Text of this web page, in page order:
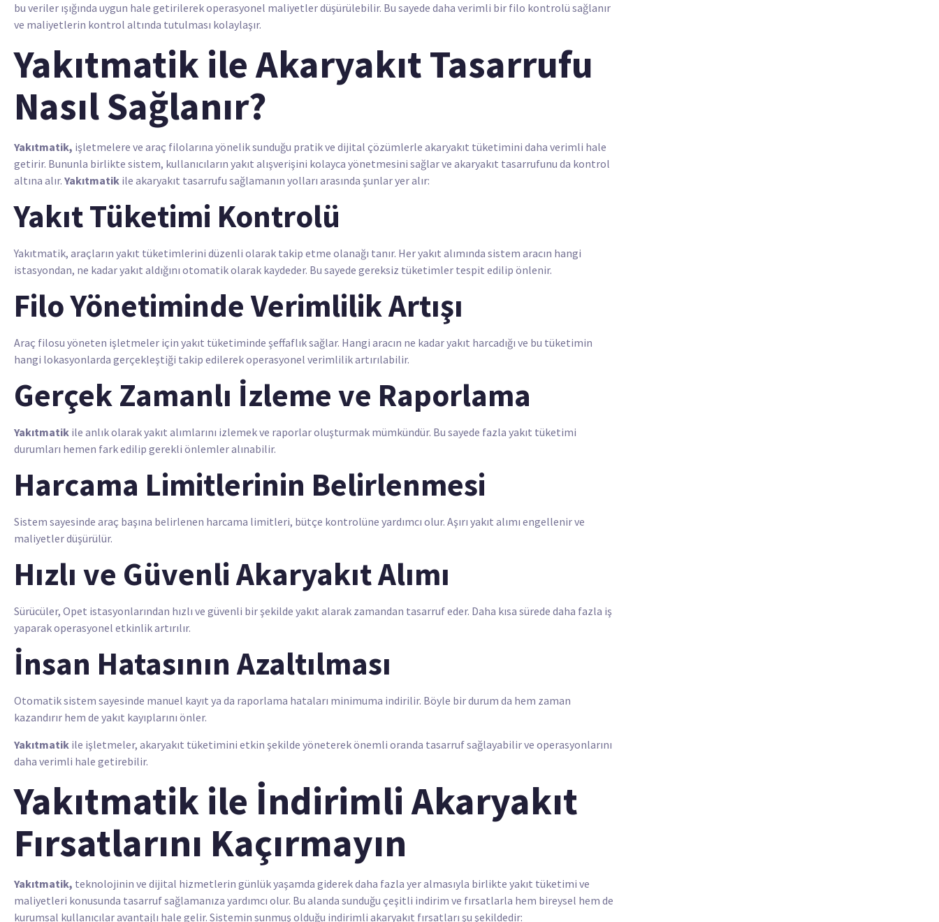
bu veriler ışığında uygun hale getirilerek operasyonel maliyetler düşürülebilir. Bu sayede daha verimli bir filo kontrolü sağlanır
ve maliyetlerin kontrol altında tutulması kolaylaşır.
Yakıtmatik ile Akaryakıt Tasarrufu
Nasıl Sağlanır?
Yakıtmatik, işletmelere ve araç filolarına yönelik sunduğu pratik ve dijital çözümlerle akaryakıt tüketimini daha verimli hale
getirir. Bununla birlikte sistem, kullanıcıların yakıt alışverişini kolayca yönetmesini sağlar ve akaryakıt tasarrufunu da kontrol
altına alır. Yakıtmatik ile akaryakıt tasarrufu sağlamanın yolları arasında şunlar yer alır:
Yakıt Tüketimi Kontrolü
Yakıtmatik, araçların yakıt tüketimlerini düzenli olarak takip etme olanağı tanır. Her yakıt alımında sistem aracın hangi
istasyondan, ne kadar yakıt aldığını otomatik olarak kaydeder. Bu sayede gereksiz tüketimler tespit edilip önlenir.
Filo Yönetiminde Verimlilik Artışı
Araç filosu yöneten işletmeler için yakıt tüketiminde şeffaflık sağlar. Hangi aracın ne kadar yakıt harcadığı ve bu tüketimin
hangi lokasyonlarda gerçekleştiği takip edilerek operasyonel verimlilik artırılabilir.
Gerçek Zamanlı İzleme ve Raporlama
Yakıtmatik ile anlık olarak yakıt alımlarını izlemek ve raporlar oluşturmak mümkündür. Bu sayede fazla yakıt tüketimi
durumları hemen fark edilip gerekli önlemler alınabilir.
Harcama Limitlerinin Belirlenmesi
Sistem sayesinde araç başına belirlenen harcama limitleri, bütçe kontrolüne yardımcı olur. Aşırı yakıt alımı engellenir ve
maliyetler düşürülür.
Hızlı ve Güvenli Akaryakıt Alımı
Sürücüler, Opet istasyonlarından hızlı ve güvenli bir şekilde yakıt alarak zamandan tasarruf eder. Daha kısa sürede daha fazla iş
yaparak operasyonel etkinlik artırılır.
İnsan Hatasının Azaltılması
Otomatik sistem sayesinde manuel kayıt ya da raporlama hataları minimuma indirilir. Böyle bir durum da hem zaman
kazandırır hem de yakıt kayıplarını önler.
Yakıtmatik ile işletmeler, akaryakıt tüketimini etkin şekilde yöneterek önemli oranda tasarruf sağlayabilir ve operasyonlarını
daha verimli hale getirebilir.
Yakıtmatik ile İndirimli Akaryakıt
Fırsatlarını Kaçırmayın
Yakıtmatik, teknolojinin ve dijital hizmetlerin günlük yaşamda giderek daha fazla yer almasıyla birlikte yakıt tüketimi ve
maliyetleri konusunda tasarruf sağlamanıza yardımcı olur. Bu alanda sunduğu çeşitli indirim ve fırsatlarla hem bireysel hem de
kurumsal kullanıcılar avantajlı hale gelir. Sistemin sunmuş olduğu indirimli akaryakıt fırsatları şu şekildedir: